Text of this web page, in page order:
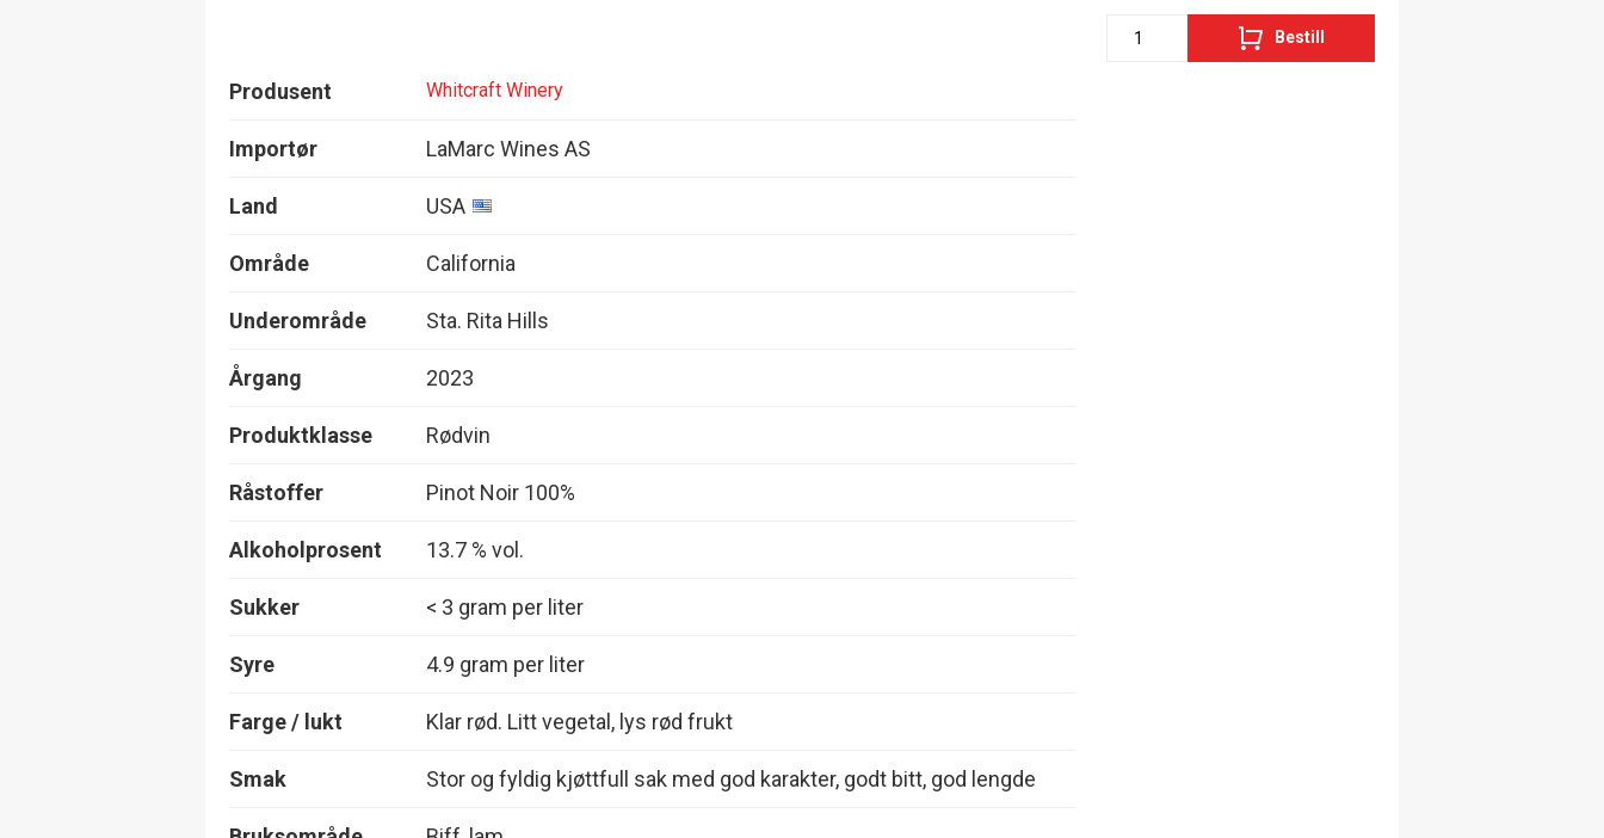
Produsent Whitcraft Winery
Importør LaMarc Wines AS
Land USA
Område California
Underområde Sta. Rita Hills
Årgang 2023
Produktklasse Rødvin
Råstoffer Pinot Noir 100%
Alkoholprosent 13.7 % vol.
Sukker < 3 gram per liter
Syre 4.9 gram per liter
Farge / lukt Klar rød. Litt vegetal, lys rød frukt
Smak Stor og fyldig kjøttfull sak med god karakter, godt bitt, god lengde
Bestill